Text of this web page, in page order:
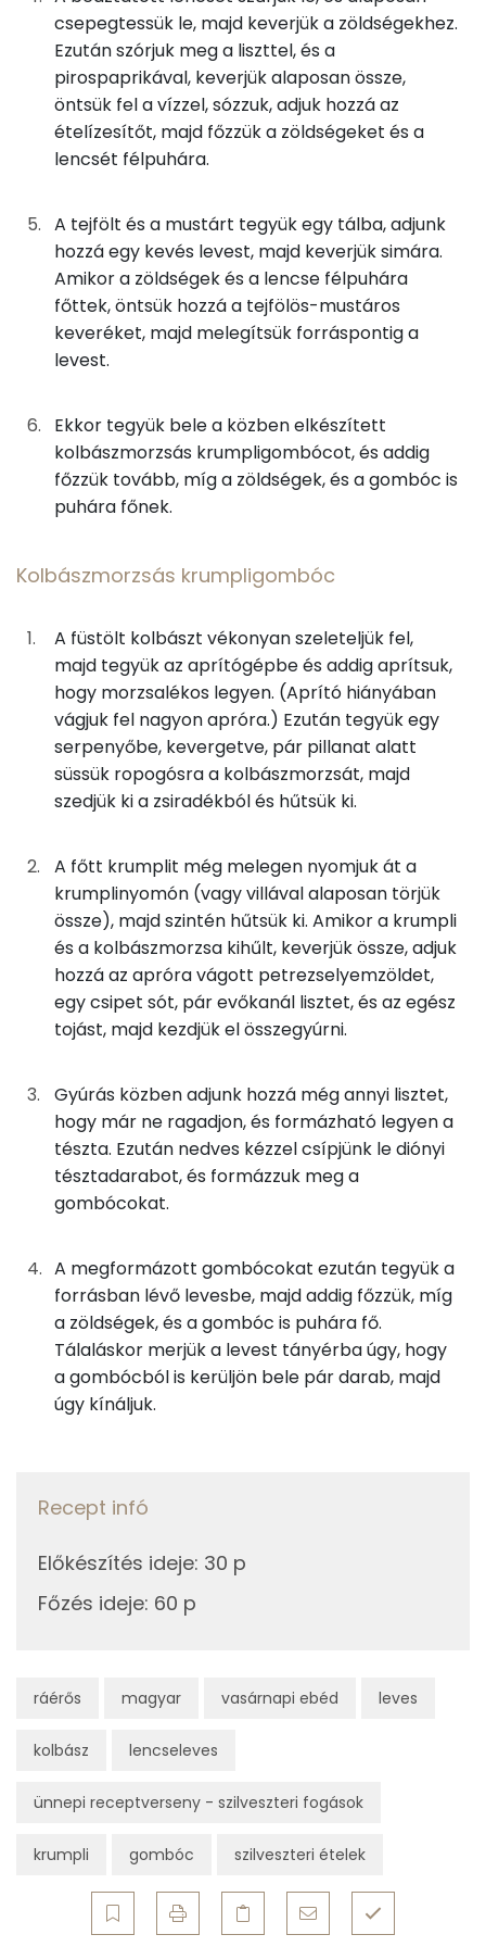
ráérős magyar vasárnapi ebéd leves
kolbász lencseleves
ünnepi receptverseny - szilveszteri fogások
krumpli gombóc szilveszteri ételek
0gételízesítő
0 kcal
3g mustár
2 kcal
50gtejföl
99 kcal
víz
Kolbászmorzsás krumpligombóc
50g kolbász
226 kcal
50g burgonya
29 kcal
14g tojás
17 kcal
0g só
0 kcal
Niacin - B3 vitamin:
E vitamin:
Fehérje
Zsír
Összesen
39.6 g
Telített zsírsav
17 g
Többszörösen telítetlen zsírsav
2 g
Koleszterin
Ásványi anyagok
Cink
3 mg
Szelén
13 mg
Kálcium
159 mg
Vas
Magnézium
79 mg
Foszfor
361 mg
Nátrium
1005 mg
Réz
1 mg
Szénhidrát
Összesen
Élelmi rost
11 mg
Víz
Összesen
Összesen
A vitamin (RAE):
B6 vitamin:
E vitamin:
C vitamin:
D vitamin:
18 micro
K vitamin:
212 micro
Tiamin - B1 vitamin:
csepegtessük le, majd keverjük a zöldségekhez.
Ezután szórjuk meg a liszttel, és a
pirospaprikával, keverjük alaposan össze,
öntsük fel a vízzel, sózzuk, adjuk hozzá az
ételízesítőt, majd főzzük a zöldségeket és a
lencsét félpuhára.
A tejfölt és a mustárt tegyük egy tálba, adjunk
hozzá egy kevés levest, majd keverjük simára.
Amikor a zöldségek és a lencse félpuhára
főttek, öntsük hozzá a tejfölös-mustáros
keveréket, majd melegítsük forráspontig a
levest.
Ekkor tegyük bele a közben elkészített
kolbászmorzsás krumpligombócot, és addig
főzzük tovább, míg a zöldségek, és a gombóc is
puhára főnek.
Kolbászmorzsás krumpligombóc
A füstölt kolbászt vékonyan szeleteljük fel,
majd tegyük az aprítógépbe és addig aprítsuk,
hogy morzsalékos legyen. (Aprító hiányában
vágjuk fel nagyon apróra.) Ezután tegyük egy
serpenyőbe, kevergetve, pár pillanat alatt
süssük ropogósra a kolbászmorzsát, majd
szedjük ki a zsiradékból és hűtsük ki.
A főtt krumplit még melegen nyomjuk át a
krumplinyomón (vagy villával alaposan törjük
össze), majd szintén hűtsük ki. Amikor a krumpli
és a kolbászmorzsa kihűlt, keverjük össze, adjuk
hozzá az apróra vágott petrezselyemzöldet,
egy csipet sót, pár evőkanál lisztet, és az egész
tojást, majd kezdjük el összegyúrni.
Gyúrás közben adjunk hozzá még annyi lisztet,
hogy már ne ragadjon, és formázható legyen a
tészta. Ezután nedves kézzel csípjünk le diónyi
tésztadarabot, és formázzuk meg a
gombócokat.
A megformázott gombócokat ezután tegyük a
forrásban lévő levesbe, majd addig főzzük, míg
a zöldségek, és a gombóc is puhára fő.
Tálaláskor merjük a levest tányérba úgy, hogy
a gombócból is kerüljön bele pár darab, majd
úgy kínáljuk.
Recept infó
Előkészítés ideje: 30 p
Főzés ideje: 60 p